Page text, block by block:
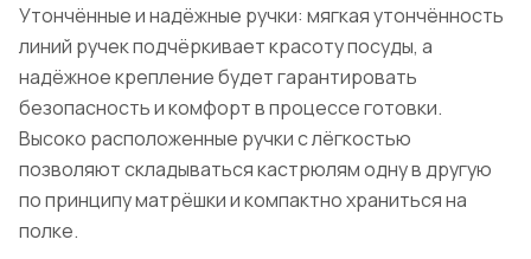
Утончённые и надёжные ручки: мягкая утончённость
линий ручек подчёркивает красоту посуды, а
надёжное крепление будет гарантировать
безопасность и комфорт в процессе готовки.
Высоко расположенные ручки с лёгкостью
позволяют складываться кастрюлям одну в другую
по принципу матрёшки и компактно храниться на
полке.